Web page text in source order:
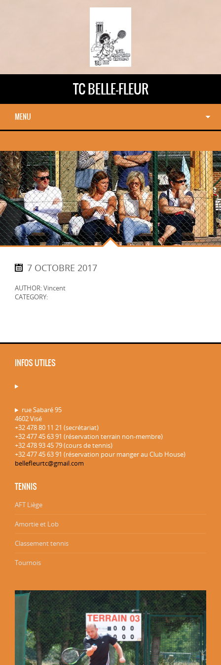
TC BELLE-FLEUR
MENU
7 OCTOBRE 2017
AUTHOR: Vincent
CATEGORY:
INFOS UTILES
rue Sabaré 95
4602 Visé
+32 478 80 11 21 (secrétariat)
+32 477 45 63 91 (réservation terrain non-membre)
+32 478 93 45 79 (cours de tennis)
+32 477 45 63 91 (réservation pour manger au Club House)
bellefleurtc@gmail.com
TENNIS
AFT Liège
Amortie et Lob
Classement tennis
Tournois